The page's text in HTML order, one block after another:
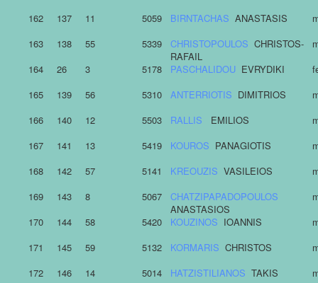
162
137 11 5059 BIRNTACHAS ANASTASIS
163
138 55 5339 CHRISTOPOULOS CHRISTOS-
RAFAIL
164
26 3 5178 PASCHALIDOU EVRYDIKI
165
139 56 5310 ANTERRIOTIS DIMITRIOS
166
140 12 5503 RALLIS EMILIOS
167
141 13 5419 KOUROS PANAGIOTIS
168
142 57 5141 KREOUZIS VASILEIOS
169
143 8 5067
CHATZIPAPADOPOULOS
ANASTASIOS
170
144 58 5420 KOUZINOS IOANNIS
171
145 59 5132 KORMARIS CHRISTOS
172
146 14 5014 HATZISTILIANOS TAKIS